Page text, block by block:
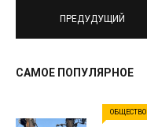
ПРЕДУДУЩИЙ
САМОЕ ПОПУЛЯРНОЕ
ОБЩЕСТВО